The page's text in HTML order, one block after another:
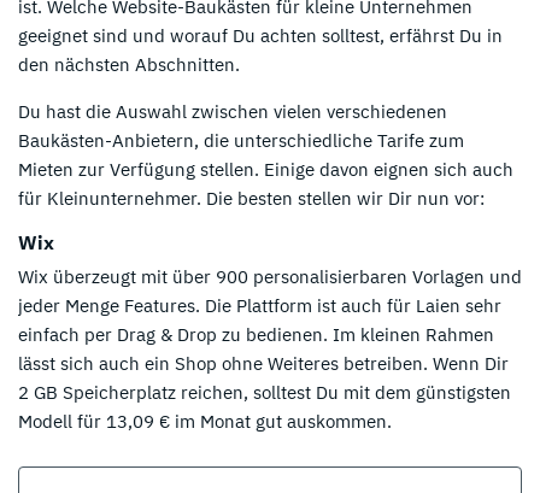
ist. Welche Website-Baukästen für kleine Unternehmen
geeignet sind und worauf Du achten solltest, erfährst Du in
den nächsten Abschnitten.
Du hast die Auswahl zwischen vielen verschiedenen
Baukästen-Anbietern, die unterschiedliche Tarife zum
Mieten zur Verfügung stellen. Einige davon eignen sich auch
für Kleinunternehmer. Die besten stellen wir Dir nun vor:
Wix
Wix überzeugt mit über 900 personalisierbaren Vorlagen und
jeder Menge Features. Die Plattform ist auch für Laien sehr
einfach per Drag & Drop zu bedienen. Im kleinen Rahmen
lässt sich auch ein Shop ohne Weiteres betreiben. Wenn Dir
2 GB Speicherplatz reichen, solltest Du mit dem günstigsten
Modell für 13,09 € im Monat gut auskommen.